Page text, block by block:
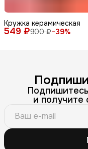
549 ₽900 ₽−39%
Кружка керамическая
и получите